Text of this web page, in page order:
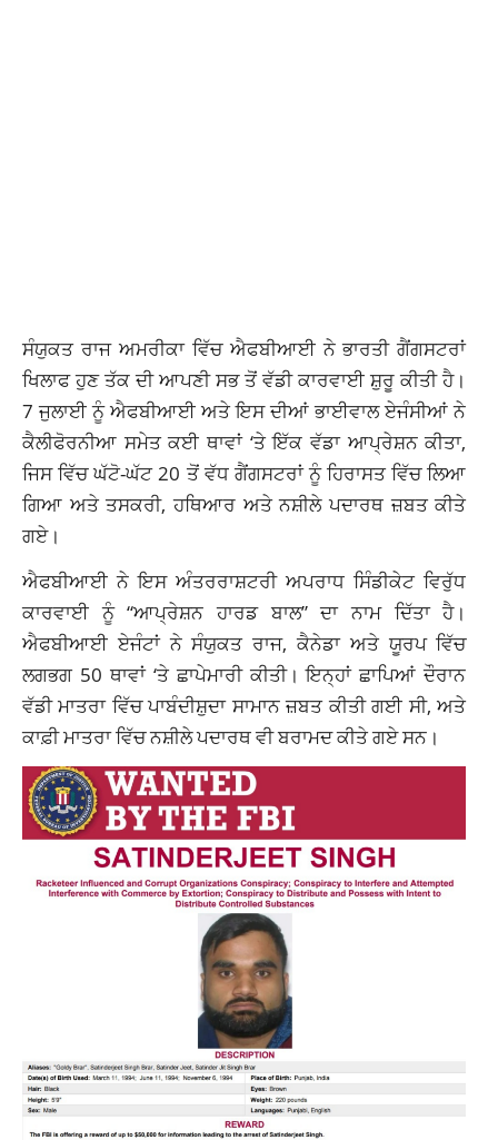
ਸੰਯੁਕਤ ਰਾਜ ਅਮਰੀਕਾ ਵਿੱਚ ਐਫਬੀਆਈ ਨੇ ਭਾਰਤੀ ਗੈਂਗਸਟਰਾਂ
ਖਿਲਾਫ ਹੁਣ ਤੱਕ ਦੀ ਆਪਣੀ ਸਭ ਤੋਂ ਵੱਡੀ ਕਾਰਵਾਈ ਸ਼ੁਰੂ ਕੀਤੀ ਹੈ।
7 ਜੁਲਾਈ ਨੂੰ ਐਫਬੀਆਈ ਅਤੇ ਇਸ ਦੀਆਂ ਭਾਈਵਾਲ ਏਜੰਸੀਆਂ ਨੇ
ਕੈਲੀਫੋਰਨੀਆ ਸਮੇਤ ਕਈ ਥਾਵਾਂ ‘ਤੇ ਇੱਕ ਵੱਡਾ ਆਪ੍ਰੇਸ਼ਨ ਕੀਤਾ,
ਜਿਸ ਵਿੱਚ ਘੱਟੋ-ਘੱਟ 20 ਤੋਂ ਵੱਧ ਗੈਂਗਸਟਰਾਂ ਨੂੰ ਹਿਰਾਸਤ ਵਿੱਚ ਲਿਆ
ਗਿਆ ਅਤੇ ਤਸਕਰੀ, ਹਥਿਆਰ ਅਤੇ ਨਸ਼ੀਲੇ ਪਦਾਰਥ ਜ਼ਬਤ ਕੀਤੇ
ਗਏ।
ਐਫਬੀਆਈ ਨੇ ਇਸ ਅੰਤਰਰਾਸ਼ਟਰੀ ਅਪਰਾਧ ਸਿੰਡੀਕੇਟ ਵਿਰੁੱਧ
ਕਾਰਵਾਈ ਨੂੰ “ਆਪ੍ਰੇਸ਼ਨ ਹਾਰਡ ਬਾਲ” ਦਾ ਨਾਮ ਦਿੱਤਾ ਹੈ।
ਐਫਬੀਆਈ ਏਜੰਟਾਂ ਨੇ ਸੰਯੁਕਤ ਰਾਜ, ਕੈਨੇਡਾ ਅਤੇ ਯੂਰਪ ਵਿੱਚ
ਲਗਭਗ 50 ਥਾਵਾਂ ‘ਤੇ ਛਾਪੇਮਾਰੀ ਕੀਤੀ। ਇਨ੍ਹਾਂ ਛਾਪਿਆਂ ਦੌਰਾਨ
ਵੱਡੀ ਮਾਤਰਾ ਵਿੱਚ ਪਾਬੰਦੀਸ਼ੁਦਾ ਸਾਮਾਨ ਜ਼ਬਤ ਕੀਤੀ ਗਈ ਸੀ, ਅਤੇ
ਕਾਫ਼ੀ ਮਾਤਰਾ ਵਿੱਚ ਨਸ਼ੀਲੇ ਪਦਾਰਥ ਵੀ ਬਰਾਮਦ ਕੀਤੇ ਗਏ ਸਨ।